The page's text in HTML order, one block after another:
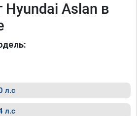
Aslan в
л.с
л.с